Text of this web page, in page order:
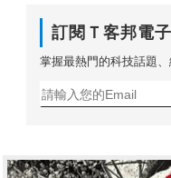
訂閱Ｔ客邦電
掌握最熱門的科技話題